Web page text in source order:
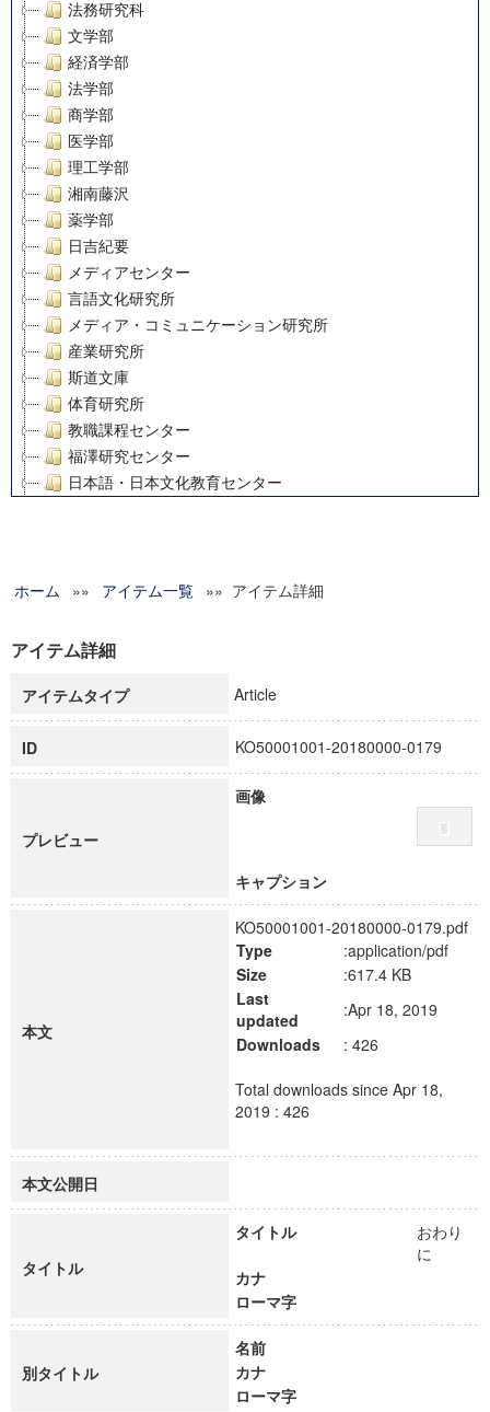
法務研究科
文学部
経済学部
法学部
商学部
医学部
理工学部
湘南藤沢
薬学部
日吉紀要
メディアセンター
言語文化研究所
メディア・コミュニケーション研究所
産業研究所
斯道文庫
体育研究所
教職課程センター
福澤研究センター
日本語・日本文化教育センター
グローバルリサーチインスティテュート
科学研究費補助金研究成果報告書
慶應義塾大学グローバルCOEプログラム市民社会ガバナンス
慶應義塾大学グローバルCOEプログラム論理と感性の先端的
博士課程教育リーディングプログラム「超成熟社会発展のサ
学術雑誌掲載論文等(8)
ホーム »» アイテム一覧 »» アイテム詳細
アイテム詳細
アイテムタイプ Article
ID KO50001001-20180000-0179
プレビュー
画像
キャプション
本文
KO50001001-20180000-0179.pdf
Type
:application/pdf
Size
:617.4 KB
Last
updated
:Apr 18, 2019
Downloads
: 426
Total downloads since Apr 18,
2019 : 426
本文公開日
タイトル
タイトル
おわり
に
カナ
ローマ字
別タイトル
名前
カナ
ローマ字